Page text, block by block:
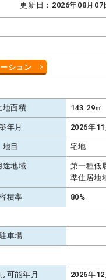
更新日：2026年08月
ション
地面積 143.29㎡
年月 2026年11
地目 宅地
途地域
第一種低
準住居地
積率 80%
車場
可能年月 2026年